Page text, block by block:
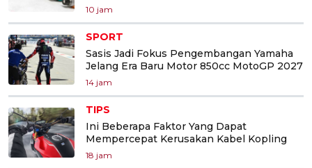
10 jam
SPORT
Sasis Jadi Fokus Pengembangan Yamaha
Jelang Era Baru Motor 850cc MotoGP 2027
14 jam
TIPS
Ini Beberapa Faktor Yang Dapat
Mempercepat Kerusakan Kabel Kopling
18 jam